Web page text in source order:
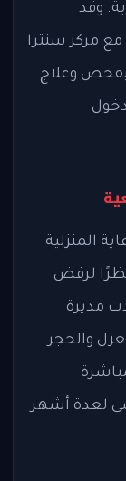
وقد
مركز سنترا
بفحص وعلاج
المنزلية
نظرًا لرفض
مديرة
والحجر
لعدة أشهر